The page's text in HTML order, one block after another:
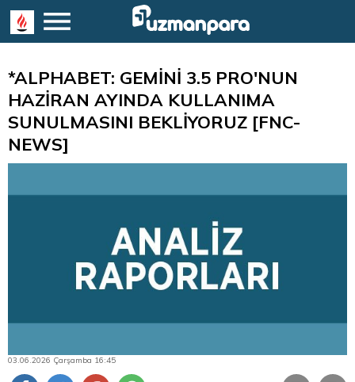
*ALPHABET: GEMİNİ 3.5 PRO'NUN
HAZİRAN AYINDA KULLANIMA
SUNULMASINI BEKLİYORUZ [FNC-
NEWS]
03.06.2026 Çarşamba 16:45